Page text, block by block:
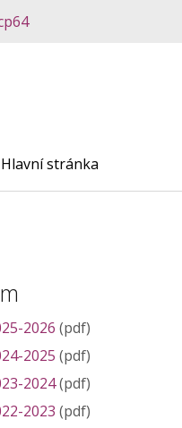
Hlavní stránka
2026 (pdf)
2025 (pdf)
2024(pdf)
2023 (pdf)